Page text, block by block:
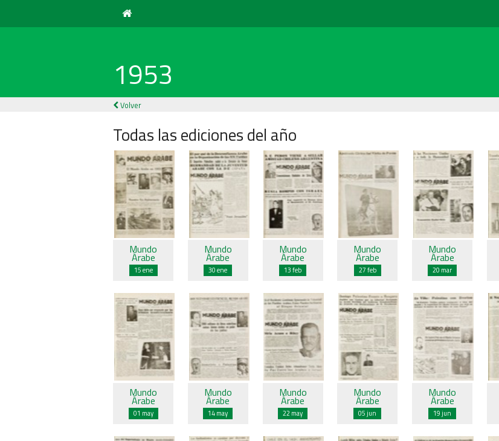
1953
Volver
Todas las ediciones del año
Mundo
Árabe
15 ene
Mundo
Árabe
30 ene
Mundo
Árabe
13 feb
Mundo
Árabe
27 feb
Mundo
Árabe
20 mar
Mundo
Árabe
01 may
Mundo
Árabe
14 may
Mundo
Árabe
22 may
Mundo
Árabe
05 jun
Mundo
Árabe
19 jun